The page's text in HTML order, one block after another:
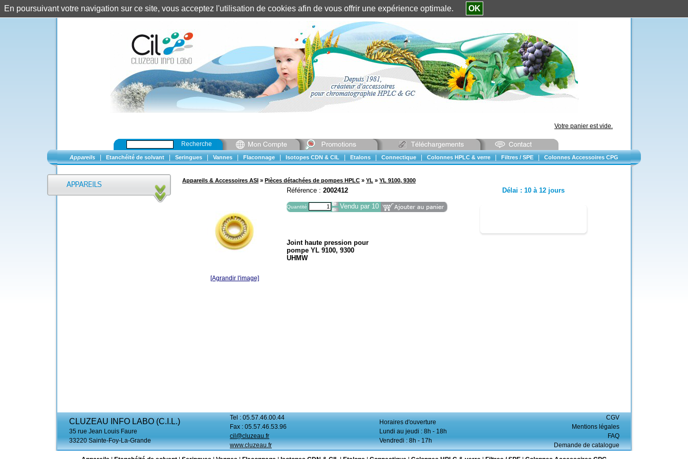
Identification client ||Mon compte
Votre panier est vide.
Recherche
Appareils Etanchéité de solvant Seringues Vannes Flaconnage Isotopes CDN & CIL Etalons Connectique Colonnes HPLC & verre Filtres / SPE Colonnes Accessoires CPG
Appareils & Accessoires ASI » Pièces détachées de pompes HPLC » YL » YL 9100, 9300
[Agrandir l'image]
Référence : 2002412
Quantité Vendu par 10
Délai : 10 à 12 jours
Joint haute pression pour
pompe YL 9100, 9300
UHMW
CLUZEAU INFO LABO (C.I.L.)
35 rue Jean Louis Faure
33220 Sainte-Foy-La-Grande
Tel : 05.57.46.00.44
Fax : 05.57.46.53.96
cil@cluzeau.fr
www.cluzeau.fr
Horaires d'ouverture
Lundi au jeudi : 8h - 18h
Vendredi : 8h - 17h
CGV
Mentions légales
FAQ
Demande de catalogue
En poursuivant votre navigation sur ce site, vous acceptez l'utilisation de cookies afin de vous offrir une expérience optimale. OK